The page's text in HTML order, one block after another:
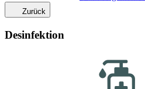
Zurück
Desinfektion